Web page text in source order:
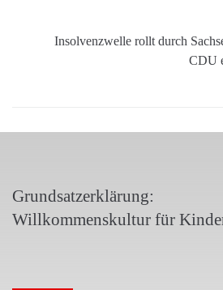
Insolvenzwelle rollt durch
CDU
Grundsatzerklärung:
Willkommenskultur für